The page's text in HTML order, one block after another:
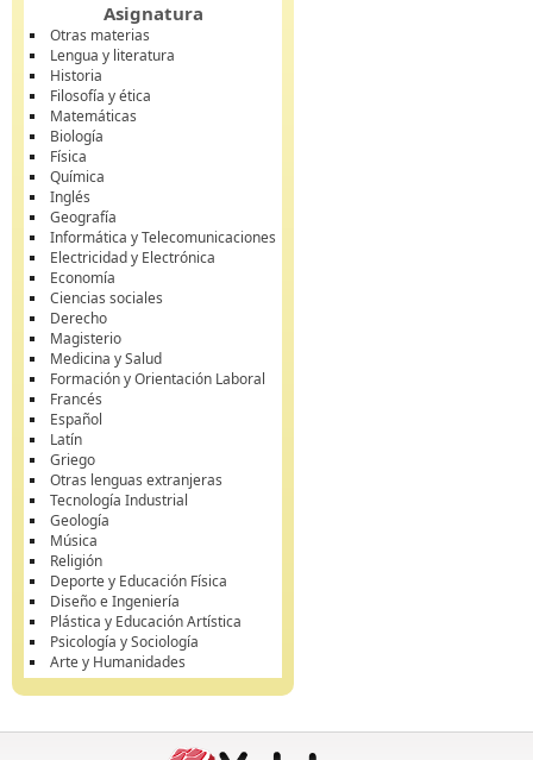
Asignatura
Otras materias
Lengua y literatura
Historia
Filosofía y ética
Matemáticas
Biología
Física
Química
Inglés
Geografía
Informática y Telecomunicaciones
Electricidad y Electrónica
Economía
Ciencias sociales
Derecho
Magisterio
Medicina y Salud
Formación y Orientación Laboral
Francés
Español
Latín
Griego
Otras lenguas extranjeras
Tecnología Industrial
Geología
Música
Religión
Deporte y Educación Física
Diseño e Ingeniería
Plástica y Educación Artística
Psicología y Sociología
Arte y Humanidades